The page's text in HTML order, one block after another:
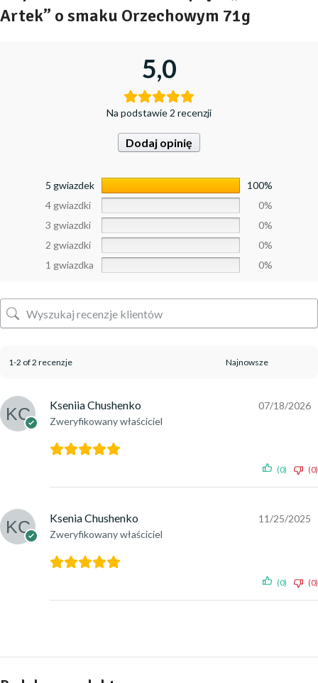
Artek” o smaku Orzechowym 71g
5,0
Na podstawie 2 recenzji
Dodaj opinię
5 gwiazdek
100%
4 gwiazdki
0%
3 gwiazdki
0%
2 gwiazdki
0%
1 gwiazdka
0%
1-2 of 2 recenzje
Kseniia Chushenko
Zweryfikowany właściciel
07/18/2026
(0) (0)
Ksenia Chushenko
Zweryfikowany właściciel
11/25/2025
(0) (0)